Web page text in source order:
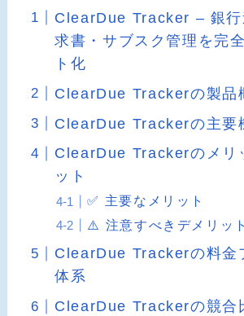
ClearDue Tracker – 銀行
求書・サブスク管理を完
ト化
ClearDue Trackerの製品
ClearDue Trackerの主要
ClearDue Trackerのメリ
ット
✅ 主要なメリット
⚠️ 注意すべきデメリット
ClearDue Trackerの料金
体系
ClearDue Trackerの競合